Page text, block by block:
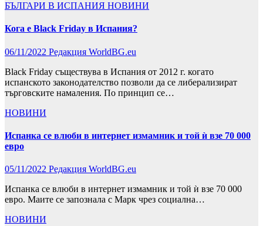
БЪЛГАРИ В ИСПАНИЯ НОВИНИ
Кога е Black Friday в Испания?
06/11/2022 Редакция WorldBG.eu
Black Friday съществува в Испания от 2012 г. когато
испанското законодателство позволи да се либерализират
търговските намаления. По принцип се…
НОВИНИ
Испанка се влюби в интернет измамник и той ѝ взе 70 000
евро
05/11/2022 Редакция WorldBG.eu
Испанка се влюби в интернет измамник и той ѝ взе 70 000
евро. Маите се запознала с Марк чрез социална…
НОВИНИ